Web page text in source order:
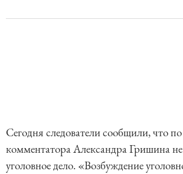
Сегодня следователи сообщили, что
комментатора Александра Гришина не
уголовное дело. «Возбуждение